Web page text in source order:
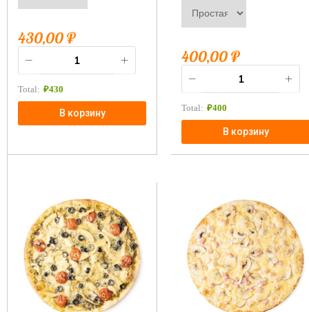
430,00₽
Total: ₽430
В корзину
400,00₽
Total: ₽400
В корзину